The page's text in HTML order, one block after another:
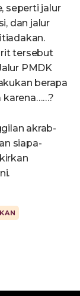
seperti jalur
dan jalur
tersebut
PMDK
berapa
karena……?
akrab-
siapa-